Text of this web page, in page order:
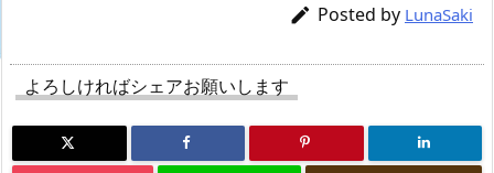
 Posted by LunaSaki
よろしければシェアお願いします